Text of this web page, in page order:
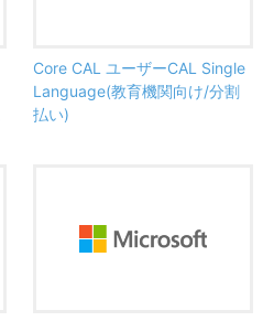
Core CAL ユーザーCAL Single
Language(教育機関向け/分割
払い)